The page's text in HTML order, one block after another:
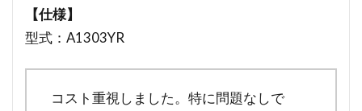
【仕様】
型式：A1303YR
コスト重視しました。特に問題なしで